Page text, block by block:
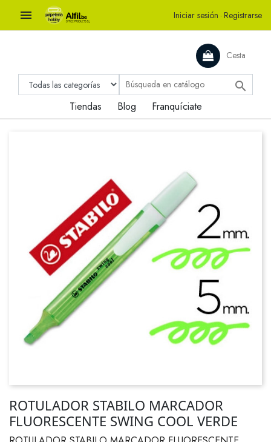
 Iniciar sesión · Registrarse
Cesta

Tiendas Blog Franquíciate
ROTULADOR STABILO MARCADOR
FLUORESCENTE SWING COOL VERDE